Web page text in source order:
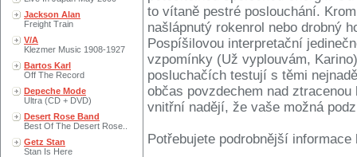
Jackson Alan
Freight Train
V/A
Klezmer Music 1908-1927
Bartos Karl
Off The Record
Depeche Mode
Ultra (CD + DVD)
Desert Rose Band
Best Of The Desert Rose..
Getz Stan
Stan Is Here
to vítaně pestré poslouchání.
našlápnutý rokenrol nebo drobný
Pospíšilovou interpretační
vzpomínky (Už vyplouvám,
posluchačích testují s těmi
občas povzdechem nad
vnitřní nadějí, že vaše možná
Potřebujete podrobnější